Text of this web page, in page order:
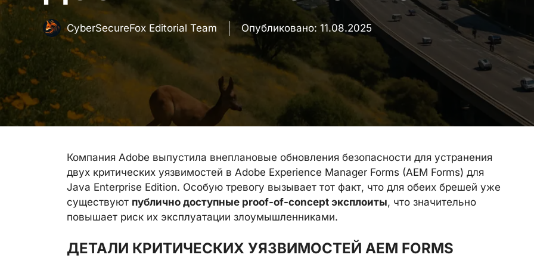
CyberSecureFox Editorial Team Опубликовано: 11.08.2025
Компания Adobe выпустила внеплановые обновления безопасности для устранения
двух критических уязвимостей в Adobe Experience Manager Forms (AEM Forms) для
Java Enterprise Edition. Особую тревогу вызывает тот факт, что для обеих брешей уже
существуют публично доступные proof-of-concept эксплоиты, что значительно
повышает риск их эксплуатации злоумышленниками.
ДЕТАЛИ КРИТИЧЕСКИХ УЯЗВИМОСТЕЙ AEM FORMS